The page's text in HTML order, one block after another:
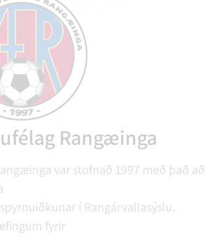
Rangæinga
var stofnað 1997 með það að
í Rangárvallasýslu.
fyrir